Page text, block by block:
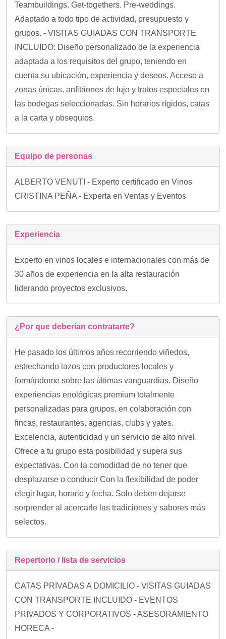
Teambuildings. Get-togethers. Pre-weddings.
Adaptado a todo tipo de actividad, presupuesto y
grupos. - VISITAS GUIADAS CON TRANSPORTE
INCLUIDO: Diseño personalizado de la experiencia
adaptada a los requisitos del grupo, teniendo en
cuenta su ubicación, experiencia y deseos. Acceso a
zonas únicas, anfitriones de lujo y tratos especiales en
las bodegas seleccionadas. Sin horarios rígidos, catas
a la carta y obsequios.
Equipo de personas
ALBERTO VENUTI - Experto certificado en Vinos
CRISTINA PEÑA - Experta en Ventas y Eventos
Experiencia
Experto en vinos locales e internacionales con más de
30 años de experiencia en la alta restauración
liderando proyectos exclusivos.
¿Por que deberían contratarte?
He pasado los últimos años recorriendo viñedos,
estrechando lazos con productores locales y
formándome sobre las últimas vanguardias. Diseño
experiencias enológicas premium totalmente
personalizadas para grupos, en colaboración con
fincas, restaurantes, agencias, clubs y yates.
Excelencia, autenticidad y un servicio de alto nivel.
Ofrece a tu grupo esta posibilidad y supera sus
expectativas. Con la comodidad de no tener que
desplazarse o conducir Con la flexibilidad de poder
elegir lugar, horario y fecha. Solo deben dejarse
sorprender al acercarle las tradiciones y sabores más
selectos.
Repertorio / lista de servicios
CATAS PRIVADAS A DOMICILIO - VISITAS GUIADAS
CON TRANSPORTE INCLUIDO - EVENTOS
PRIVADOS Y CORPORATIVOS - ASESORAMIENTO
HORECA -